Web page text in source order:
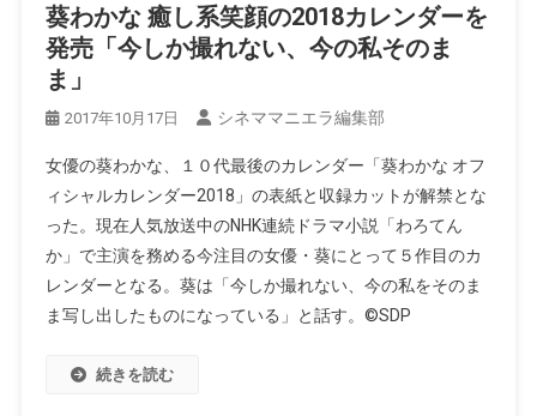
葵わかな 癒し系笑顔の2018カレンダーを
発売「今しか撮れない、今の私そのま
ま」
2017年10月17日 シネママニエラ編集部
女優の葵わかな、１０代最後のカレンダー「葵わかな オフ
ィシャルカレンダー2018」の表紙と収録カットが解禁とな
った。現在人気放送中のNHK連続ドラマ小説「わろてん
か」で主演を務める今注目の女優・葵にとって５作目のカ
レンダーとなる。葵は「今しか撮れない、今の私をそのま
ま写し出したものになっている」と話す。©SDP
続きを読む